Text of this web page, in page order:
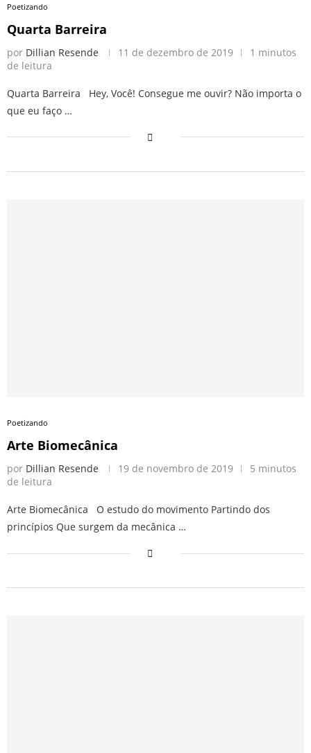
Poetizando
Quarta Barreira
por Dillian Resende 11 de dezembro de 2019
1 minutos
de leitura
Quarta Barreira Hey, Você! Consegue me ouvir? Não importa o
que eu faço …
Poetizando
Arte Biomecânica
por Dillian Resende 19 de novembro de 2019
5 minutos
de leitura
Arte Biomecânica O estudo do movimento Partindo dos
princípios Que surgem da mecânica …